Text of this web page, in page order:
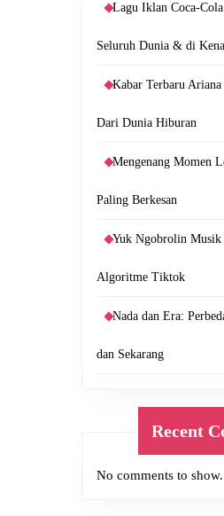
Lagu Iklan Coca-
Seluruh Dunia & di
Kabar Terbaru
Dari Dunia Hiburan
Mengenang Momen
Paling Berkesan
Yuk Ngobrolin Musik
Algoritme Tiktok
Nada dan Era:
dan Sekarang
Recent
No comments to show.